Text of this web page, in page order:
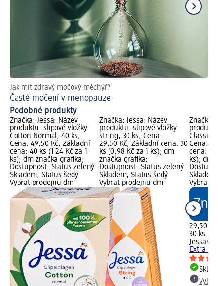
Jak mít zdravý močový měchýř?
Časté močení v menopauze
Podobné produkty
Značka: Jessa; Název
produktu: slipové vložky
Cotton Normal, 40 ks;
Cena: 49,50 Kč; Základní
cena: 40 ks (1,24 Kč za 1
ks); dm značka grafika;
Dostupnost: Status zelený
Skladem, Status šedý
Vybrat prodejnu dm
Značka: Jessa; Název
produktu: slipové vložky
string, 30 ks; Cena:
29,50 Kč; Základní cena: 30
ks (0,98 Kč za 1 ks); dm
značka grafika;
Dostupnost: Status zelený
Skladem, Status šedý
Vybrat prodejnu dm
Značka:
Classic
Cena:
cena: 30
ks); dm
Vybrat
29,50 Kč
30 ks
Jessa
Extra